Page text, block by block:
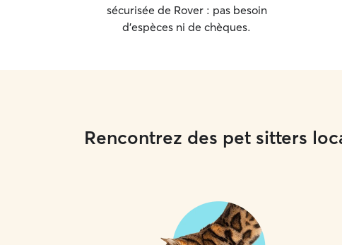
bien. Mon expérience de bénévole à la SPA m'a
appris à accueillir des animaux de tous profils, y
sécurisée de Rover : pas besoin
d'espèces ni de chèques.
Rencontrez des pet sitters